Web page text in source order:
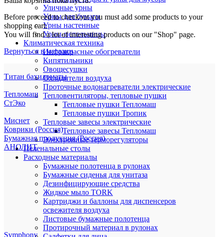
Уличные урны
Урны для бумаги
Урны настенные
Урны-пепельницы
Климатическая техника
Инфракрасные обогреватели
Кипятильники
Овощесушки
Охладители воздуха
Проточные водонагреватели электрические
Тепловентиляторы, тепловые пушки
Тепловые пушки Тепломаш
Тепловые пушки Тропик
Тепловые завесы электрические
Тепловые завесы Тепломаш
Электронные терморегуляторы
Пеленальные столы
Расходные материалы
Бумажные полотенца в рулонах
Бумажные сиденья для унитаза
Дезинфицирующие средства
Жидкое мыло TORK
Картриджи и баллоны для диспенсеров
освежителя воздуха
Листовые бумажные полотенца
Протирочный материал в рулонах
Before proceed to checkout you must add some products to your
shopping cart.
You will find a lot of interesting products on our "Shop" page.
Вернуться в магазин
Титан бахиломаты
Тепломаш
СтЭко
Миснет
Коврики (Россия)
Бумажная продукция (Россия)
АНОЛИТ
Symphony